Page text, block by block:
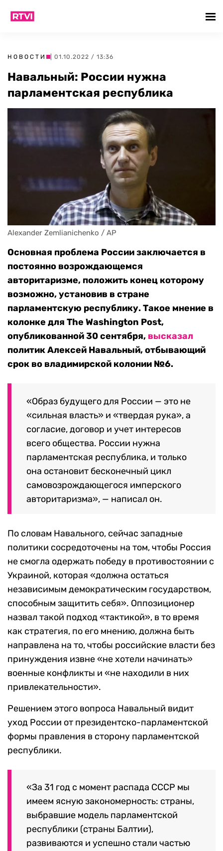
НОВОСТИ | 01.10.2022 / 13:36
Навальный: России нужна
парламентская республика
Alexander Zemlianichenko / AP
Основная проблема России заключается в
постоянно возрождающемся
авторитаризме, положить конец которому
возможно, установив в стране
парламентскую республику. Такое мнение в
колонке для The Washington Post,
опубликованной 30 сентября, высказал
политик Алексей Навальный, отбывающий
срок во владимирской колонии №6.
«Образ будущего для России — это не
«сильная власть» и «твердая рука», а
согласие, договор и учет интересов
всего общества. России нужна
парламентская республика, и только
она остановит бесконечный цикл
самовозрождающегося имперского
авторитаризма», — написал он.
По словам Навального, сейчас западные
политики сосредоточены на том, чтобы Россия
не смогла одержать победу в противостоянии с
Украиной, которая «должна остаться
независимым демократическим государством,
способным защитить себя». Оппозиционер
назвал такой подход «тактикой», в то время
как стратегия, по его мнению, должна быть
направлена на то, чтобы российские власти без
принуждения извне «не хотели начинать»
военные конфликты и «не находили в них
привлекательности».
Решением этого вопроса Навальный видит
уход России от президентско-парламентской
формы правления в сторону парламентской
республики.
«За 31 год с момент распада СССР мы
имеем ясную закономерность: страны,
выбравшие модель парламентской
республики (страны Балтии),
развиваются и успешно стали частью